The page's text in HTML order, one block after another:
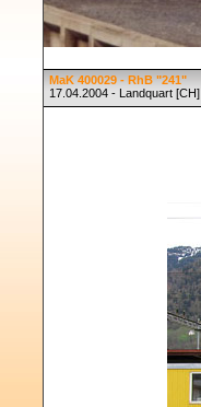
MaK 400029 - RhB "241"
17.04.2004 - Landquart [CH]